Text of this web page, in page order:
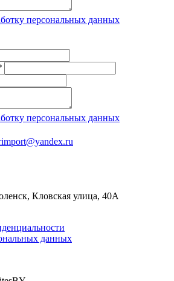
персональных данных
персональных данных
Кловская улица, 40А
данных